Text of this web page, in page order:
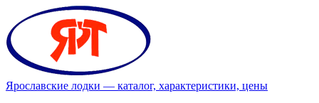
Перейти
содержанию
Ярославские лодки — каталог, характеристики, цены